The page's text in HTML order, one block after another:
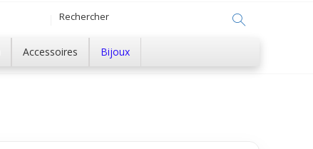
Accessoires Bijoux